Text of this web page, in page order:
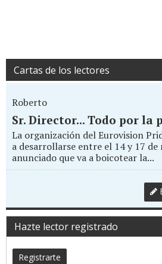
Cartas de los lectores
Roberto
Sr. Director... Todo por la
La organización del Eurovision
a desarrollarse entre el 14 y 17 de
anunciado que va a boicotear la...
Hazte lector registrado
Registrarte